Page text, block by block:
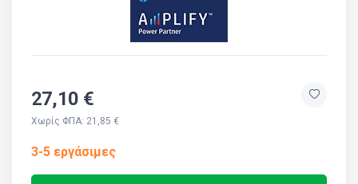
27,10 €
Χωρίς ΦΠΑ: 21,85 €
3-5 εργάσιμες